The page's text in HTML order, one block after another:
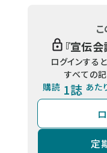
『宣伝会
ログインする
すべての
購読 1誌 あた
定